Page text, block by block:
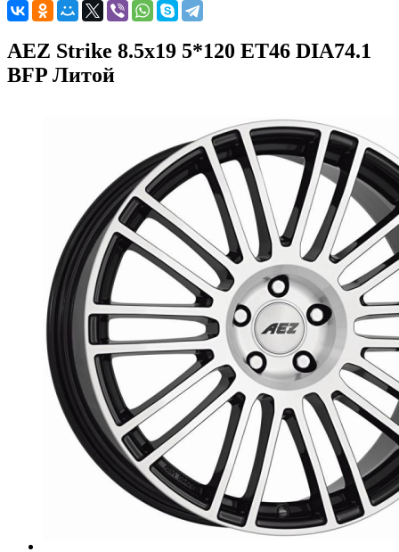
AEZ Strike 8.5x19 5*120 ET46 DIA74.1
BFP Литой